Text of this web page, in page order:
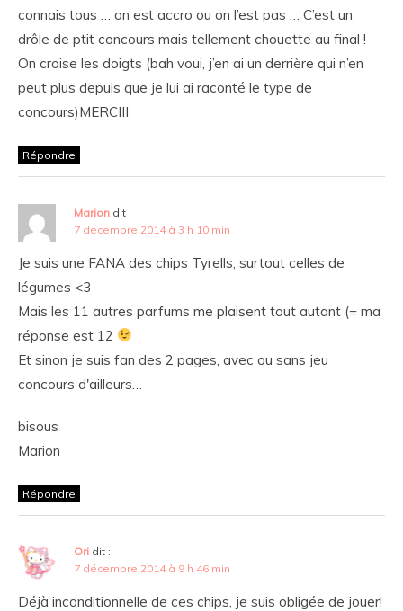
connais tous … on est accro ou on l’est pas … C’est un
drôle de ptit concours mais tellement chouette au final !
On croise les doigts (bah voui, j’en ai un derrière qui n’en
peut plus depuis que je lui ai raconté le type de
concours)MERCIII
Répondre
Marion dit :
7 décembre 2014 à 3 h 10 min
Je suis une FANA des chips Tyrells, surtout celles de
légumes <3
Mais les 11 autres parfums me plaisent tout autant (= ma
réponse est 12
Et sinon je suis fan des 2 pages, avec ou sans jeu
concours d'ailleurs…
bisous
Marion
Répondre
Ori dit :
7 décembre 2014 à 9 h 46 min
Déjà inconditionnelle de ces chips, je suis obligée de jouer!